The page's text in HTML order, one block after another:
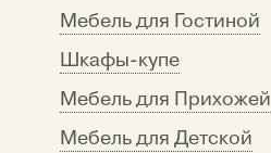
Мебель для Гостиной
Шкафы-купе
Мебель для Прихожей
Мебель для Детской